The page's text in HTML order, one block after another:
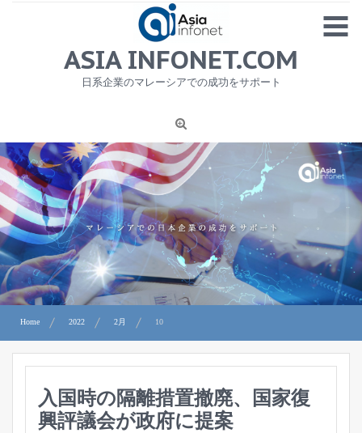
MENU
1
ニュース
労務サービス
プライバシーポリシー及び著作権について
お問合せ
ASIA INFONET.COM
日系企業のマレーシアでの成功をサポート
Home 2022 2月 10
入国時の隔離措置撤廃、国家復
興評議会が政府に提案